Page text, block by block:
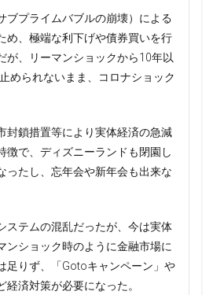
ブプライムバブルの崩壊）による
め、極端な利下げや債券買いを行
が、リーマンショックから10年以
められないまま、コロナショック
封鎖措置等により実体経済の急減
徴で、ディズニーランドも閉園し
ったし、忘年会や新年会も出来な
ステムの混乱だったが、今は実体
ンショック時のように金融市場に
足りず、「Gotoキャンペーン」や
経済対策が必要になった。